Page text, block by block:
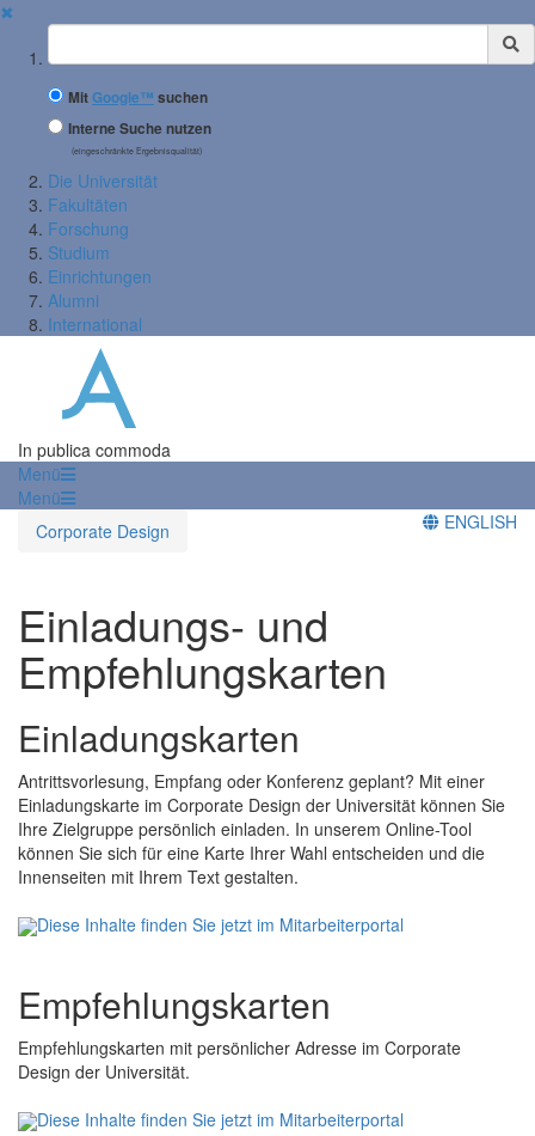
✖
Suchbegriff
MitGoogle™ suchen
Interne Suche nutzen
(eingeschränkte Ergebnisqualität)
Die Universität
Fakultäten
Forschung
Studium
Einrichtungen
Alumni
International
In publica commoda
Menü
Menü
Corporate Design
ENGLISH
Einladungs- und
Empfehlungskarten
Einladungskarten
Antrittsvorlesung, Empfang oder Konferenz geplant? Mit einer
Einladungskarte im Corporate Design der Universität können Sie
Ihre Zielgruppe persönlich einladen. In unserem Online-Tool
können Sie sich für eine Karte Ihrer Wahl entscheiden und die
Innenseiten mit Ihrem Text gestalten.
Diese Inhalte finden Sie jetzt im Mitarbeiterportal
Empfehlungskarten
Empfehlungskarten mit persönlicher Adresse im Corporate
Design der Universität.
Diese Inhalte finden Sie jetzt im Mitarbeiterportal